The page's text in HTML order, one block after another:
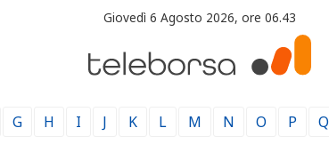
Giovedì 6 Agosto 2026, ore 06.43
G H I J K L M N O P Q